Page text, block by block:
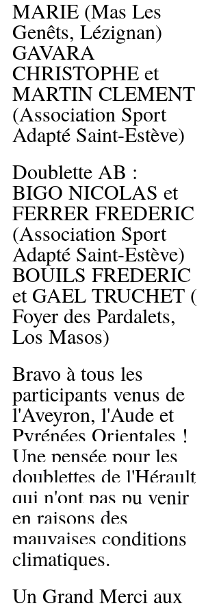
MARIE (Mas Les
Genêts, Lézignan)
GAVARA
CHRISTOPHE et
MARTIN CLEMENT
(Association Sport
Adapté Saint-Estève)
Doublette AB :
BIGO NICOLAS et
FERRER FREDERIC
(Association Sport
Adapté Saint-Estève)
BOUILS FREDERIC
et GAEL TRUCHET (
Foyer des Pardalets,
Los Masos)
Bravo à tous les
participants venus de
l'Aveyron, l'Aude et
Pyrénées Orientales !
Une pensée pour les
doublettes de l'Hérault
qui n'ont pas pu venir
en raisons des
mauvaises conditions
climatiques.
Un Grand Merci aux